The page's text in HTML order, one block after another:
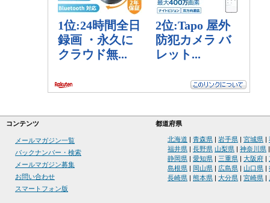
コンテンツ 都道府県
メールマガジン一覧
バックナンバー・検索
メールマガジン募集
お問い合わせ
スマートフォン版
北海道 青森県 岩手県 宮城県
福井県
長野県 山梨県 神奈川県
静岡県
愛知県 三重県 大阪府
島根県
岡山県 広島県 山口県
長崎県
熊本県 大分県 宮崎県